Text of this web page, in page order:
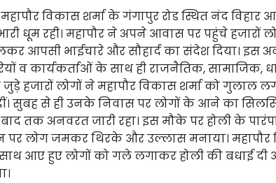
महापौर विकास शर्मा के गंगापुर रोड स्थित नंद
धूम रही। महापौर ने अपने आवास पर पहुंचे हजारों
आपसी भाईचारे और सौहार्द का संदेश दिया। इस
व कार्यकर्ताओं के साथ ही राजनैतिक, सामाजिक,
जुड़े हजारों लोगों ने महापौर विकास शर्मा को गुलाल
सुबह से ही उनके निवास पर लोगों के आने का
बाद तक अनवरत जारी रहा। इस मौके पर होली के
लोग जमकर थिरके और उल्लास मनाया। महापौर
आए हुए लोगों को गले लगाकर होली की बधाई